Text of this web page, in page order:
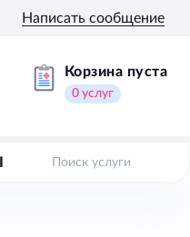
Написать сообщение
Корзина пуста
0 услуг
Поиск услуги